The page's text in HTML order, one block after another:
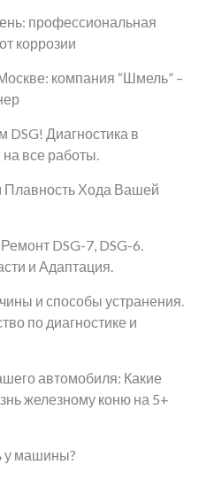
профессиональная
коррозии
компания “Шмель” –
DSG! Диагностика в
на все работы.
Плавность Хода Вашей
DSG-7, DSG-6.
и Адаптация.
и способы устранения.
по диагностике и
автомобиля: Какие
железному коню на 5+
у машины?